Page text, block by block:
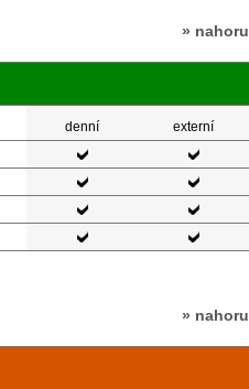
» nahoru
denní externí
» nahoru